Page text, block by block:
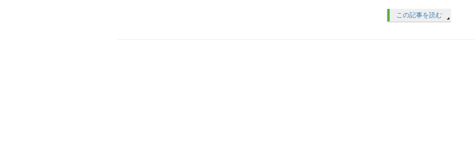
この記事を読む